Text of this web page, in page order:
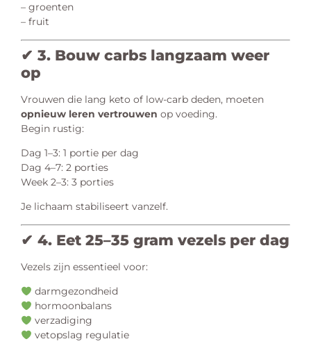
– groenten
– fruit
✔ 3. Bouw carbs langzaam weer
op
Vrouwen die lang keto of low-carb deden, moeten
opnieuw leren vertrouwen op voeding.
Begin rustig:
Dag 1–3: 1 portie per dag
Dag 4–7: 2 porties
Week 2–3: 3 porties
Je lichaam stabiliseert vanzelf.
✔ 4. Eet 25–35 gram vezels per dag
Vezels zijn essentieel voor:
darmgezondheid
hormoonbalans
verzadiging
vetopslag regulatie